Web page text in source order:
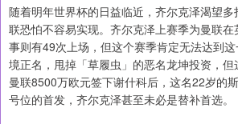
随着明年世界杯的日益临近，齐尔克泽渴望
联恐怕不容易实现。齐尔克泽上赛季为曼联
事则有49次上场，但这个赛季肯定无法达到
境正名，甩掉「草履虫」的恶名龙坤投资，但
曼联8500万欧元签下谢什科后，这名22岁的
号位的首发，齐尔克泽甚至未必是替补首选。